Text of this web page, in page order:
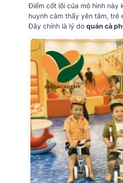
Điểm cốt lõi của mô hình này
huynh cảm thấy yên tâm, trẻ
Đây chính là lý do quán cà